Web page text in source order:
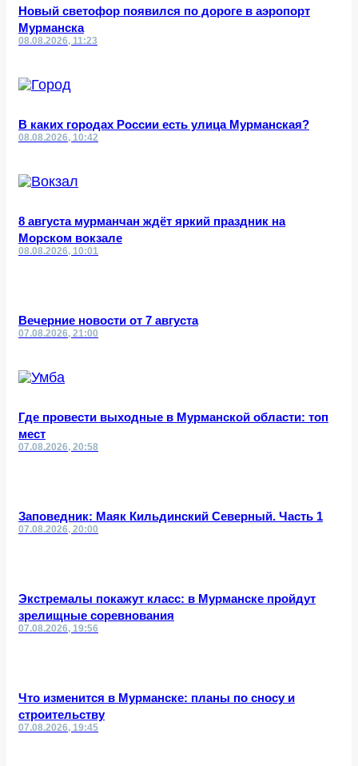
Новый светофор появился по дороге в аэропорт
Мурманска
08.08.2026, 11:23
В каких городах России есть улица Мурманская?
08.08.2026, 10:42
8 августа мурманчан ждёт яркий праздник на
Морском вокзале
08.08.2026, 10:01
Вечерние новости от 7 августа
07.08.2026, 21:00
Где провести выходные в Мурманской области: топ
мест
07.08.2026, 20:58
Заповедник: Маяк Кильдинский Северный. Часть 1
07.08.2026, 20:00
Экстремалы покажут класс: в Мурманске пройдут
зрелищные соревнования
07.08.2026, 19:56
Что изменится в Мурманске: планы по сносу и
строительству
07.08.2026, 19:45